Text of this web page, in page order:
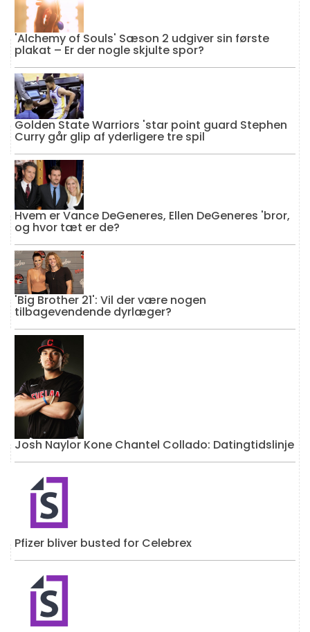
'Alchemy of Souls' Sæson 2 udgiver sin første
plakat – Er der nogle skjulte spor?
Golden State Warriors 'star point guard Stephen
Curry går glip af yderligere tre spil
Hvem er Vance DeGeneres, Ellen DeGeneres 'bror,
og hvor tæt er de?
'Big Brother 21': Vil der være nogen
tilbagevendende dyrlæger?
Josh Naylor Kone Chantel Collado: Datingtidslinje
Pfizer bliver busted for Celebrex